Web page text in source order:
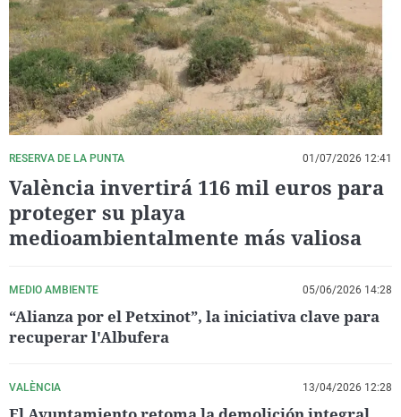
La rosa de los vientos
Gente viajera
Como el perro y el
Caso
Retornados
Equipo de
Operación Viuda
Extremadura
Galicia
La Rioja
Navarra
País Vasco
Virales
Televisión
Elecciones
RESERVA DE LA PUNTA 01/07/2026 12:41
València invertirá 116 mil euros para
proteger su playa
medioambientalmente más valiosa
MEDIO AMBIENTE 05/06/2026 14:28
“Alianza por el Petxinot”, la iniciativa clave para
recuperar l'Albufera
VALÈNCIA 13/04/2026 12:28